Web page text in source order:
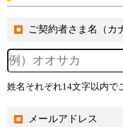
ご契約者さま名（カ
姓名それぞれ14文字以内
メールアドレス